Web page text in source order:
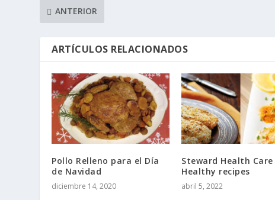
ANTERIOR
ARTÍCULOS RELACIONADOS
Pollo Relleno para el Día
de Navidad
diciembre 14, 2020
Steward Health Care
Healthy recipes
abril 5, 2022